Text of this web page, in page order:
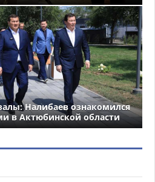
Налибаев ознакомился
в Актюбинской области